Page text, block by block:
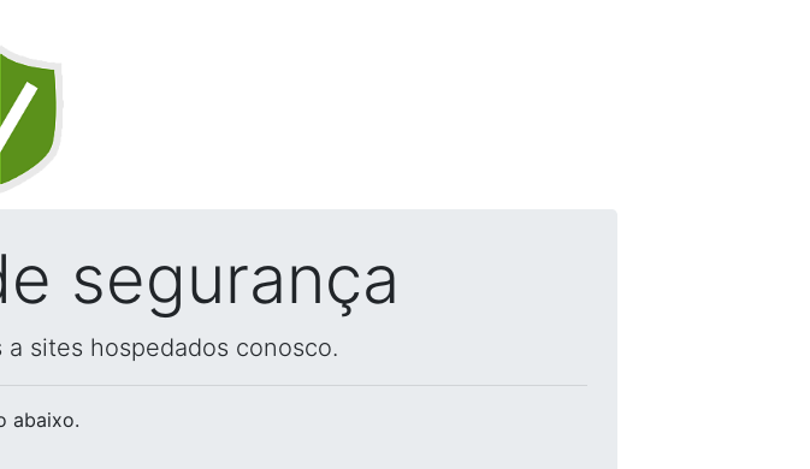
segurança
sites hospedados conosco.
abaixo.